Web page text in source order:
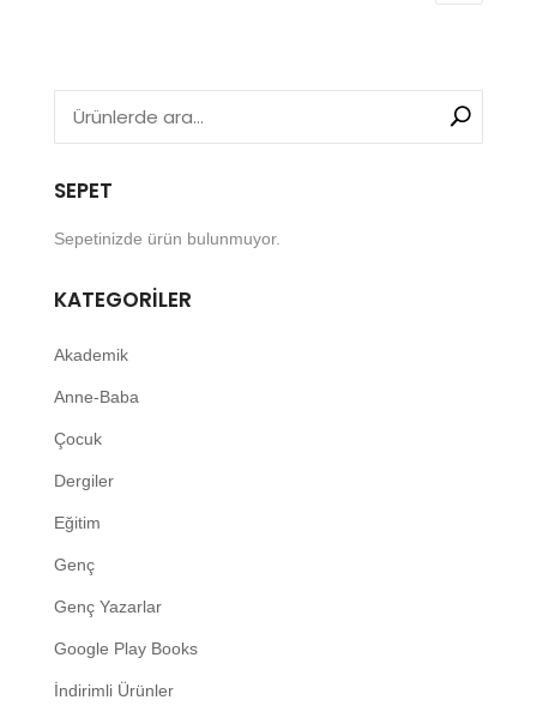
₺ 20,30.
SEPET
Sepetinizde ürün bulunmuyor.
KATEGORILER
Akademik
Anne-Baba
Çocuk
Dergiler
Eğitim
Genç
Genç Yazarlar
Google Play Books
İndirimli Ürünler